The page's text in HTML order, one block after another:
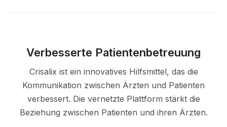
Verbesserte Patientenbetreuung
Crisalix ist ein innovatives Hilfsmittel, das die
Kommunikation zwischen Ärzten und Patienten
verbessert. Die vernetzte Plattform stärkt die
Beziehung zwischen Patienten und ihren Ärzten.